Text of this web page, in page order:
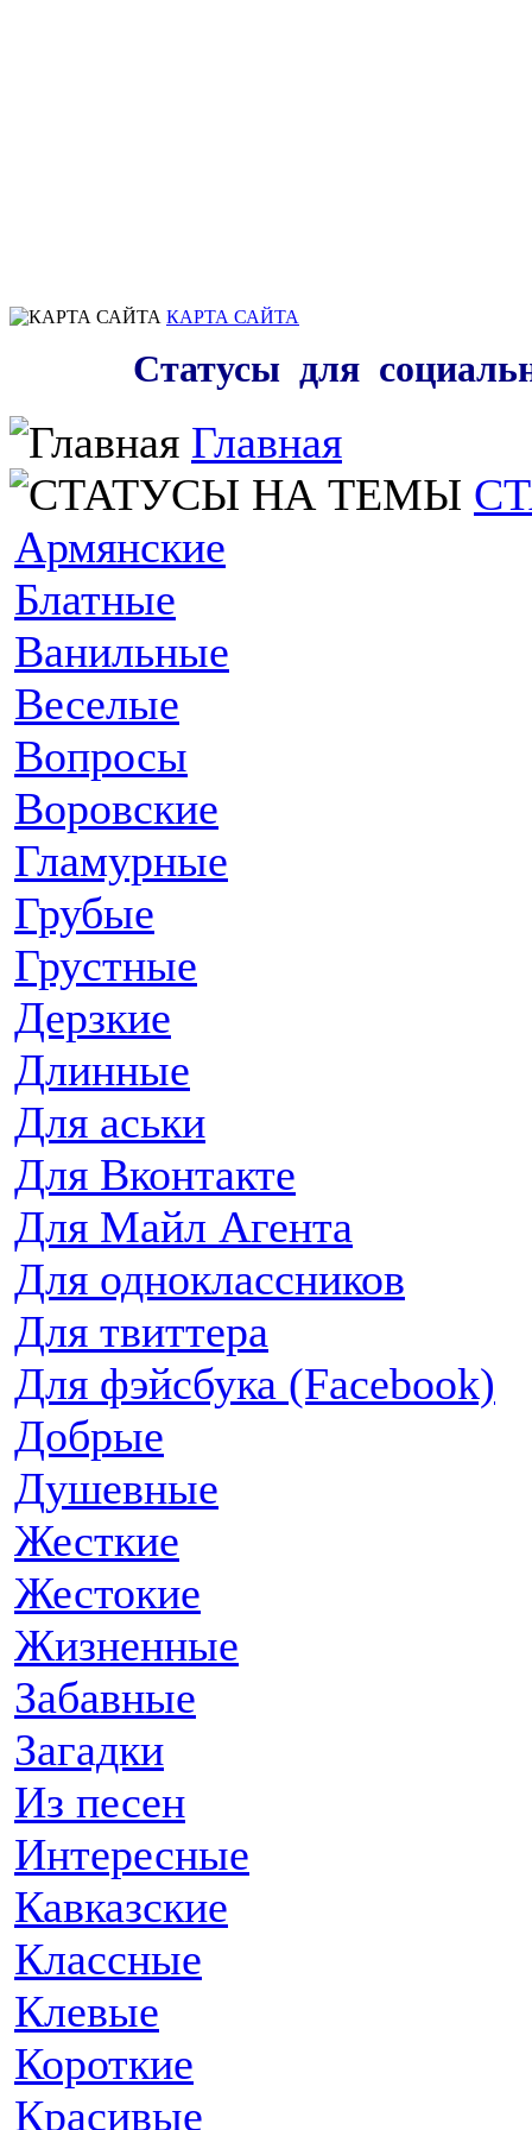
КАРТА САЙТА
Статусы для
Главная
Армянские
Блатные
Ванильные
Веселые
Вопросы
Воровские
Гламурные
Грубые
Грустные
Дерзкие
Длинные
Для аськи
Для Вконтакте
Для Майл Агента
Для одноклассников
Для твиттера
Для фэйсбука (Facebook)
Добрые
Душевные
Жесткие
Жестокие
Жизненные
Забавные
Загадки
Из песен
Интересные
Кавказские
Классные
Клевые
Короткие
Красивые